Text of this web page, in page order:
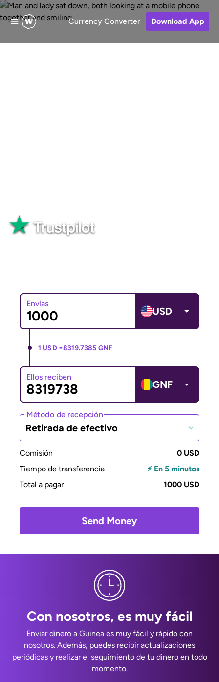
Currency Converter Download App
Envías
USD
1 USD =8319.7385 GNF
Ellos reciben
GNF
Método de recepción
Retirada de efectivo
Comisión
0 USD
Tiempo de transferencia
⚡ En 5 minutos
Total a pagar
1000 USD
Send Money
Con nosotros, es muy fácil
Enviar dinero a Guinea es muy fácil y rápido con
nosotros. Además, puedes recibir actualizaciones
periódicas y realizar el seguimiento de tu dinero en todo
momento.